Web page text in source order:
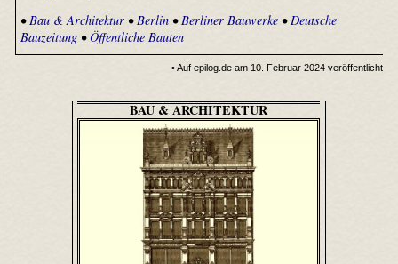
•Bau & Architektur•Berlin•Berliner Bauwerke•Deutsche
Bauzeitung•Öffentliche Bauten
• Auf epilog.de am 10. Februar 2024 veröffentlicht
BAU & ARCHITEKTUR